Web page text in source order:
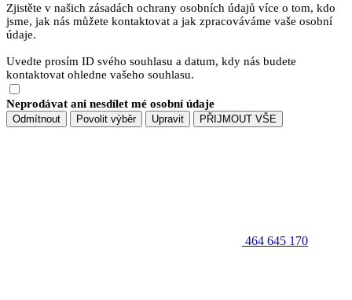
Zjistěte v našich zásadách ochrany osobních údajů více o tom, kdo
jsme, jak nás můžete kontaktovat a jak zpracováváme vaše osobní
údaje.
Uvedte prosím ID svého souhlasu a datum, kdy nás budete
kontaktovat ohledne vašeho souhlasu.
Neprodávat ani nesdílet mé osobní údaje
Odmítnout Povolit výběr Upravit PŘIJMOUT VŠE
464 645 170